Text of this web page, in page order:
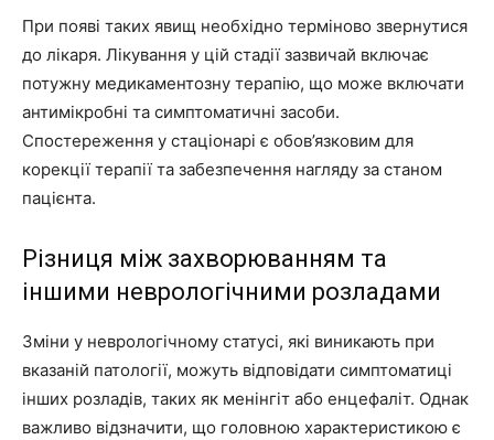
При появі таких явищ необхідно терміново звернутися
до лікаря. Лікування у цій стадії зазвичай включає
потужну медикаментозну терапію, що може включати
антимікробні та симптоматичні засоби.
Спостереження у стаціонарі є обов’язковим для
корекції терапії та забезпечення нагляду за станом
пацієнта.
Різниця між захворюванням та
іншими неврологічними розладами
Зміни у неврологічному статусі, які виникають при
вказаній патології, можуть відповідати симптоматиці
інших розладів, таких як менінгіт або енцефаліт. Однак
важливо відзначити, що головною характеристикою є